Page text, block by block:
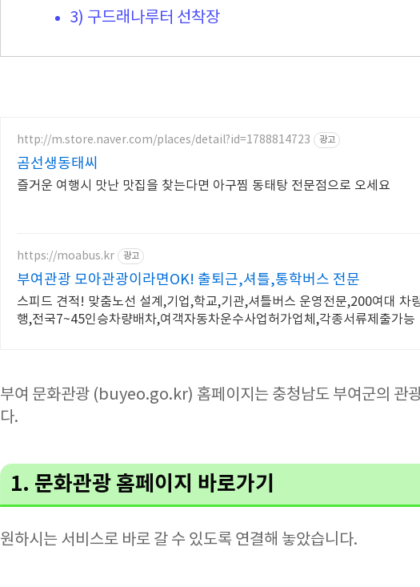
3) 구드래나루터 선착장
http://m.store.naver.com/places/detail?id=1788814723 광고
곰선생동태씨
즐거운 여행시 맛난 맛집을 찾는다면 아구찜 동태탕 전문점으로 오세요
https://moabus.kr 광고
부여관광 모아관광이라면OK! 출퇴근,셔틀,통학버스 전문
스피드 견적! 맞춤노선 설계,기업,학교,기관,셔틀버스 운영전문,200여대 차
행,전국7~45인승차량배차,여객자동차운수사업허가업체,각종서류제출가능
부여 문화관광 (buyeo.go.kr) 홈페이지는 충청남도 부여군의 관
다.
1. 문화관광 홈페이지 바로가기
원하시는 서비스로 바로 갈 수 있도록 연결해 놓았습니다.